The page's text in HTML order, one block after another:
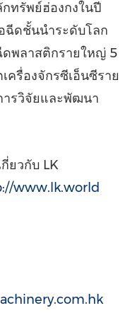
ทรัพย์ฮ่องกงในปี
ฉีดชั้นนำระดับโลก
ดพลาสติกรายใหญ่ 5
ครื่องจักรซีเอ็นซีราย
รวิจัยและพัฒนา
ยวกับ LK
www.lk.world